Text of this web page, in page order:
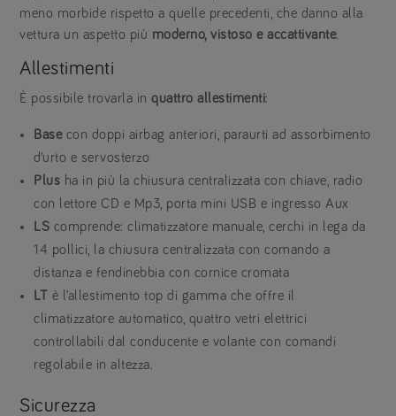
meno morbide rispetto a quelle precedenti, che danno alla
vettura un aspetto più moderno, vistoso e accattivante.
Allestimenti
È possibile trovarla inquattro allestimenti:
Basecon doppi airbag anteriori, paraurti ad assorbimento
d’urto e servosterzo
Plus ha in più la chiusura centralizzata con chiave, radio
con lettore CD e Mp3, porta mini USB e ingresso Aux
LS comprende: climatizzatore manuale, cerchi in lega da
14 pollici, la chiusura centralizzata con comando a
distanza e fendinebbia con cornice cromata
LT è l’allestimento top di gamma che offre il
climatizzatore automatico, quattro vetri elettrici
controllabili dal conducente e volante con comandi
regolabile in altezza.
Sicurezza